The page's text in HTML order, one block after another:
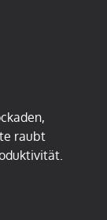
raubt